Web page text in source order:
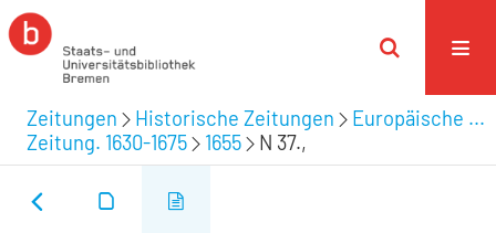
Zeitungen Historische Zeitungen
Europäische ...
Zeitung. 1630-1675
1655 N 37.,